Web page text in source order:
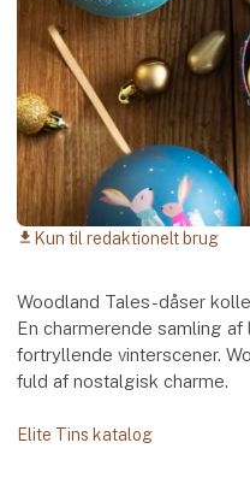
download Kun til redaktionelt brug
Woodland Tales-dåser
En charmerende samling
fortryllende vinterscener.
fuld af nostalgisk charme.
Elite Tins katalog